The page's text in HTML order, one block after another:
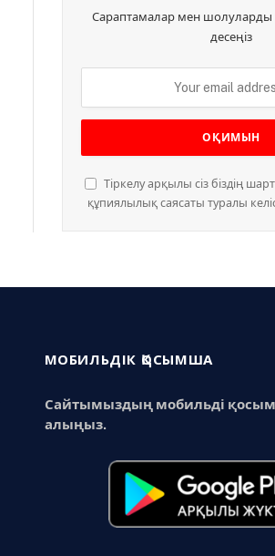
Сараптамалар мен шолуларды
десеңіз
Тіркелу арқылы сіз біздің
құпиялылық саясаты туралы
МОБИЛЬДІК ҚОСЫМША
Сайтымыздың мобильді
алыңыз.